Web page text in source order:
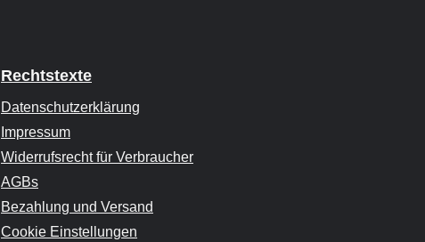
Rechtstexte
Datenschutzerklärung
Impressum
Widerrufsrecht für Verbraucher
AGBs
Bezahlung und Versand
Cookie Einstellungen